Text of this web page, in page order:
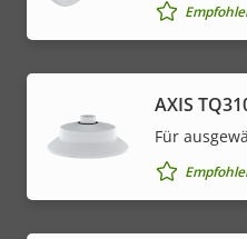
AXIS
Für